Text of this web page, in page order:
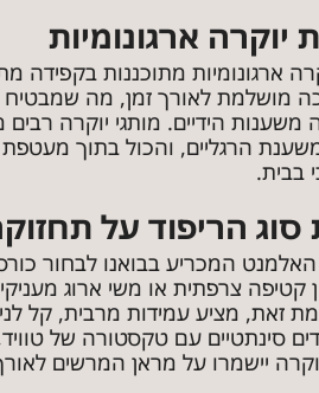
יוקרה ארגונומיות
ארגונומיות מתוכננות בקפידה
מושלמת לאורך זמן, מה שמבטיח
משענות הידיים. מותגי יוקרה
הרגליים, והכול בתוך מעטפת
בבית.
הריפוד על
האלמנט המכריע בבואנו לבחור
זאת, מציע עמידות מרבית, קל
סינתטיים עם טקסטורה של
יישמרו על מראן המרשים